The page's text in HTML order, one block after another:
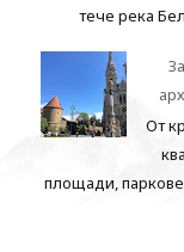
тече река
От
площади,